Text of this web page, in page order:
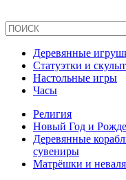
Деревянные
Статуэтки и
Настольные игры
Часы
Религия
Новый Год и
Деревянные
сувениры
Матрёшки и